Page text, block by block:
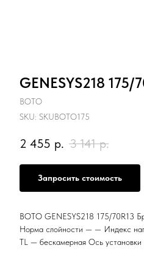
GENESYS218 175/
BOTO
SKU: SKUBOTO175
2 455 р. 3 141 р.
Запросить стоимость
BOTO GENESYS218 175/70R13
Норма слойности — — Индекс
TL — бескамерная Ось